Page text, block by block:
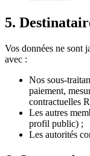
5.
Vos données ne sont
avec :
Nos sous-
paiement,
contractuelles
Les autres
profil public) ;
Les autorités